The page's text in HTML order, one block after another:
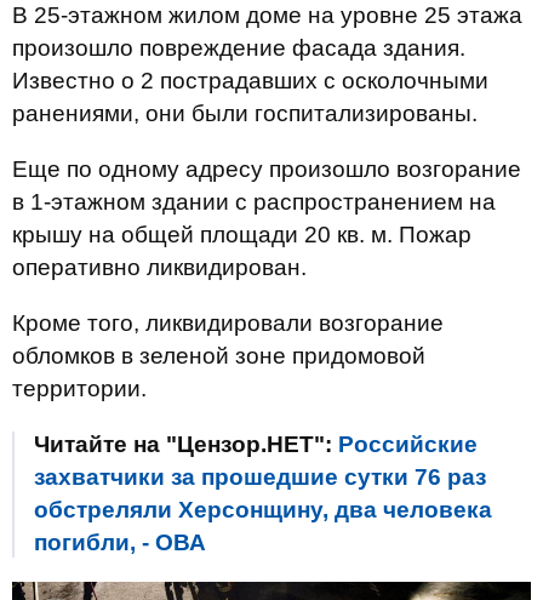
В 25-этажном жилом доме на уровне 25 этажа
произошло повреждение фасада здания.
Известно о 2 пострадавших с осколочными
ранениями, они были госпитализированы.
Еще по одному адресу произошло возгорание
в 1-этажном здании с распространением на
крышу на общей площади 20 кв. м. Пожар
оперативно ликвидирован.
Кроме того, ликвидировали возгорание
обломков в зеленой зоне придомовой
территории.
Читайте на "Цензор.НЕТ": Российские
захватчики за прошедшие сутки 76 раз
обстреляли Херсонщину, два человека
погибли, - ОВА